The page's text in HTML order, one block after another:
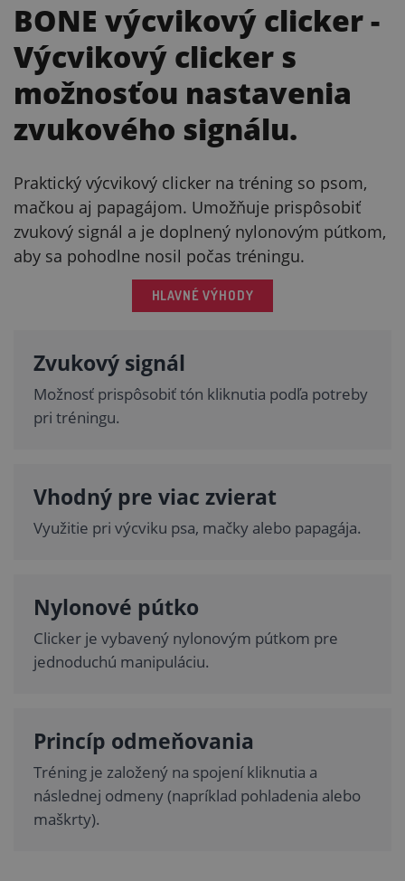
BONE výcvikový clicker-
Výcvikový clicker s
možnosťou nastavenia
zvukového signálu.
Praktický výcvikový clicker na tréning so psom,
mačkou aj papagájom. Umožňuje prispôsobiť
zvukový signál a je doplnený nylonovým pútkom,
aby sa pohodlne nosil počas tréningu.
HLAVNÉ VÝHODY
Zvukový signál
Možnosť prispôsobiť tón kliknutia podľa potreby
pri tréningu.
Vhodný pre viac zvierat
Využitie pri výcviku psa, mačky alebo papagája.
Nylonové pútko
Clicker je vybavený nylonovým pútkom pre
jednoduchú manipuláciu.
Princíp odmeňovania
Tréning je založený na spojení kliknutia a
následnej odmeny (napríklad pohladenia alebo
maškrty).